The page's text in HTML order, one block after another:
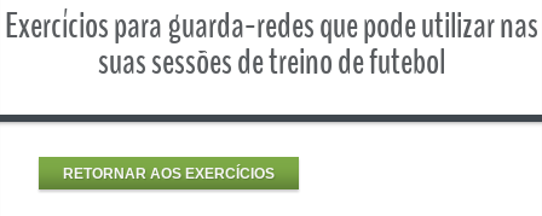
Exercícios para guarda-redes que pode utilizar nas
suas sessões de treino de futebol
RETORNAR AOS EXERCÍCIOS